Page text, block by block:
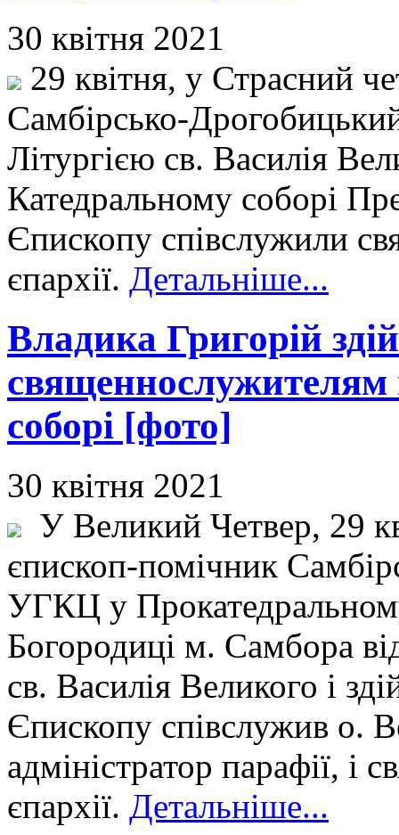
30 квітня 2021
29 квітня, у Страсний
Самбірсько-
Літургією св. Василія
Катедральному соборі
Єпископу співслужили
єпархії. Детальніше...
Владика Григорій
соборі [фото]
30 квітня 2021
У Великий Четвер, 29
єпископ-помічник
УГКЦ у
Богородиці м. Самбора
св. Василія Великого і
Єпископу співслужив о.
адміністратор парафії, і
єпархії. Детальніше...